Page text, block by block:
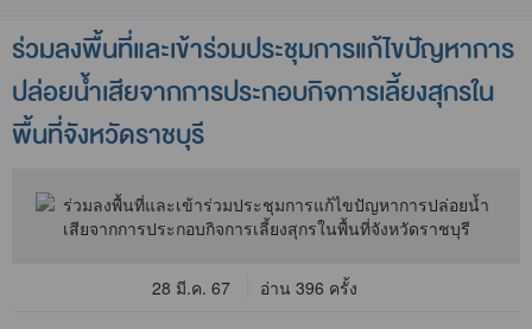
ร่วมลงพื้นที่และเข้าร่วมประชุมการแก้ไขปัญหาการ
ปล่อยน้ำเสียจากการประกอบกิจการเลี้ยงสุกรใน
พื้นที่จังหวัดราชบุรี
28 มี.ค. 67 อ่าน 396 ครั้ง